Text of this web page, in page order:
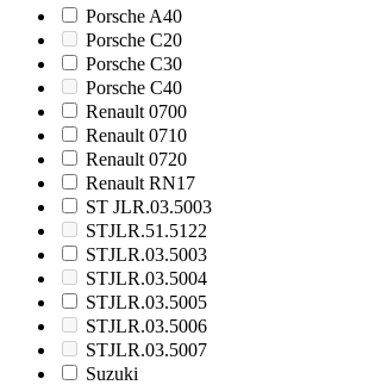
Porsche A40
Porsche C20
Porsche C30
Porsche C40
Renault 0700
Renault 0710
Renault 0720
Renault RN17
ST JLR.03.5003
STJLR.51.5122
STJLR.03.5003
STJLR.03.5004
STJLR.03.5005
STJLR.03.5006
STJLR.03.5007
Suzuki